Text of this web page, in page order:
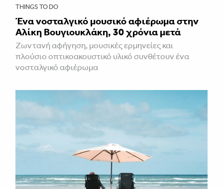
THINGS TO DO
Ένα νοσταλγικό μουσικό αφιέρωμα στην
Αλίκη Βουγιουκλάκη, 30 χρόνια μετά
Ζωντανή αφήγηση, μουσικές ερμηνείες και
πλούσιο οπτικοακουστικό υλικό συνθέτουν ένα
νοσταλγικό αφιέρωμα